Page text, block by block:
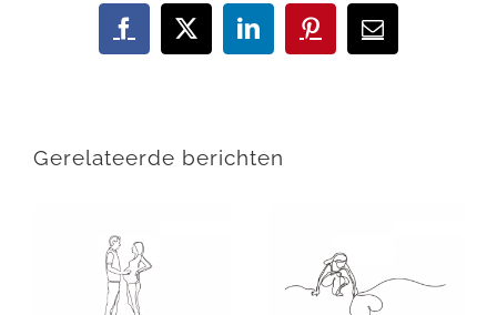
Facebook
X LinkedInPinterest
E-
mail
Gerelateerde berichten